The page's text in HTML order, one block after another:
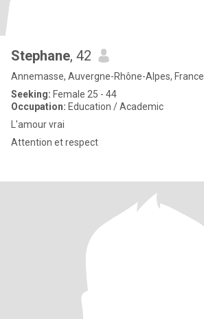
Stephane, 42
Annemasse, Auvergne-Rhône-Alpes, France
Seeking: Female 25 - 44
Occupation: Education / Academic
L'amour vrai
Attention et respect